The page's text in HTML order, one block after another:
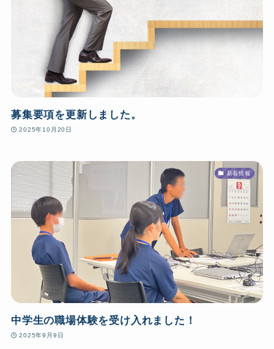
募集要項を更新しました。
2025年10月20日
新着情報
中学生の職場体験を受け入れました！
2025年9月9日